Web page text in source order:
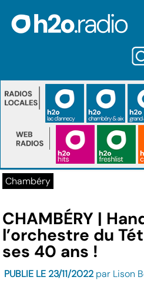
Chambéry
CHAMBÉRY |
l’orchestre du
ses 40 ans !
PUBLIE LE 23/11/2022 par Lison